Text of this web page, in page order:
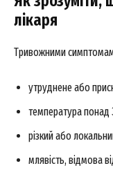
лікаря
Тривожними
утруднене або
температура понад
різкий або
млявість, відмова